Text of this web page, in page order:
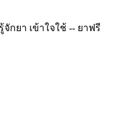
ยา เข้าใจใช้ -- ยาฟรี